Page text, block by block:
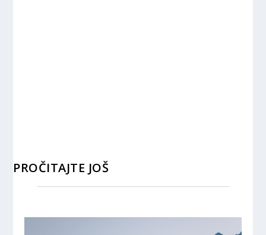
PROČITAJTE JOŠ